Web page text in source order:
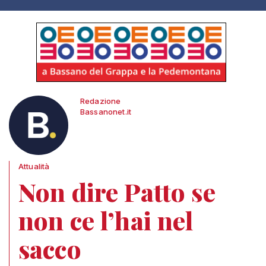
Redazione
Bassanonet.it
Attualità
Non dire Patto se
non ce l’hai nel
sacco